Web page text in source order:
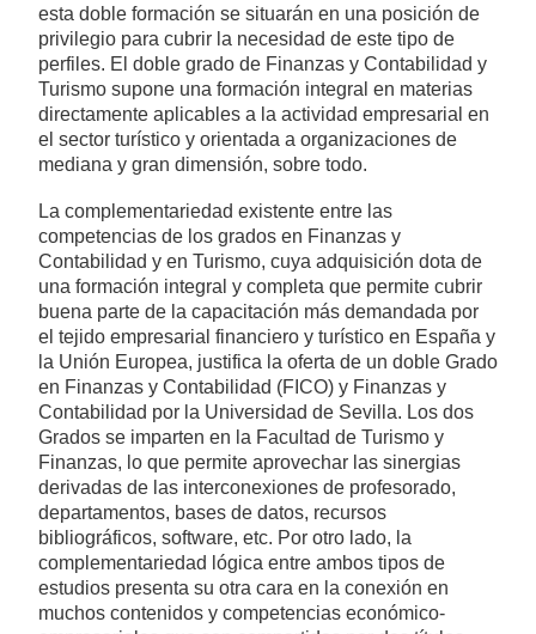
esta doble formación se situarán en una posición de
privilegio para cubrir la necesidad de este tipo de
perfiles. El doble grado de Finanzas y Contabilidad y
Turismo supone una formación integral en materias
directamente aplicables a la actividad empresarial en
el sector turístico y orientada a organizaciones de
mediana y gran dimensión, sobre todo.
La complementariedad existente entre las
competencias de los grados en Finanzas y
Contabilidad y en Turismo, cuya adquisición dota de
una formación integral y completa que permite cubrir
buena parte de la capacitación más demandada por
el tejido empresarial financiero y turístico en España y
la Unión Europea, justifica la oferta de un doble Grado
en Finanzas y Contabilidad (FICO) y Finanzas y
Contabilidad por la Universidad de Sevilla. Los dos
Grados se imparten en la Facultad de Turismo y
Finanzas, lo que permite aprovechar las sinergias
derivadas de las interconexiones de profesorado,
departamentos, bases de datos, recursos
bibliográficos, software, etc. Por otro lado, la
complementariedad lógica entre ambos tipos de
estudios presenta su otra cara en la conexión en
muchos contenidos y competencias económico-